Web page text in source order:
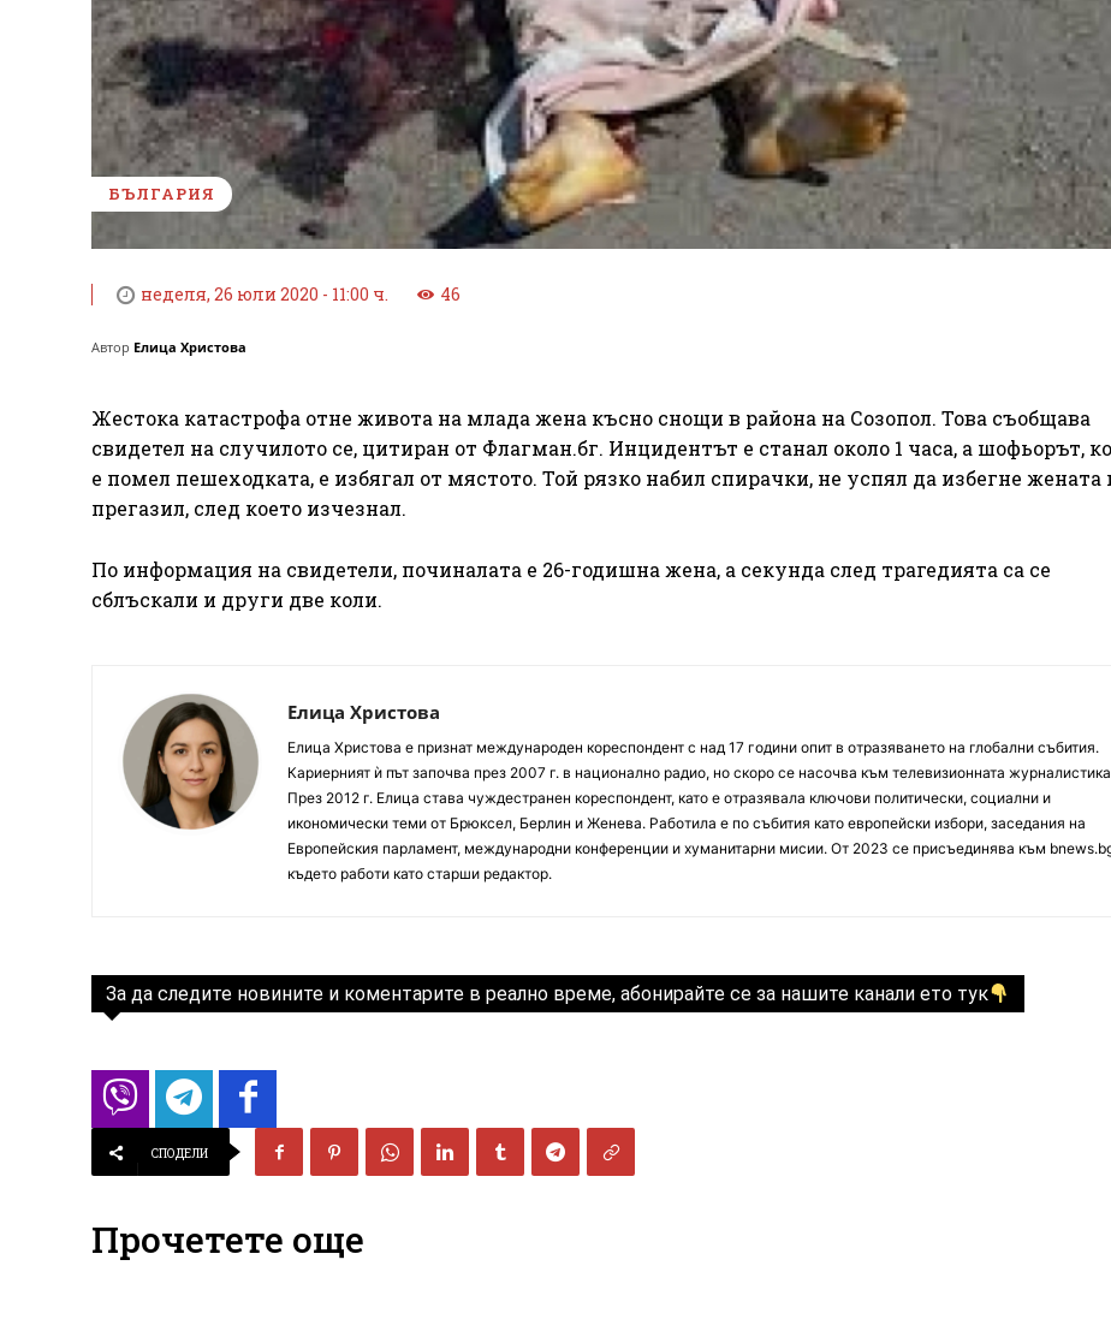
БЪЛГАРИЯ
неделя, 26 юли 2020 - 11:00 ч. 46
Автор Елица Христова
Жестока катастрофа отне живота на млада жена късно снощи в района на Созопол. Това съобщава
свидетел на случилото се, цитиран от Флагман.бг. Инцидентът е станал около 1 часа, а шофьорът,
е помел пешеходката, е избягал от мястото. Той рязко набил спирачки, не успял да избегне жената
прегазил, след което изчезнал.
По информация на свидетели, починалата е 26-годишна жена, а секунда след трагедията са се
сблъскали и други две коли.
Елица Христова
Елица Христова е признат международен кореспондент с над 17 години опит в отразяването на глобални събития.
Кариерният ѝ път започва през 2007 г. в национално радио, но скоро се насочва към телевизионната
През 2012 г. Елица става чуждестранен кореспондент, като е отразявала ключови политически, социални и
икономически теми от Брюксел, Берлин и Женева. Работила е по събития като европейски избори, заседания на
Европейския парламент, международни конференции и хуманитарни мисии. От 2023 се присъединява към
където работи като старши редактор.
За да следите новините и коментарите в реално време, абонирайте се за нашите канали ето тук
СПОДЕЛИ
Прочетете още